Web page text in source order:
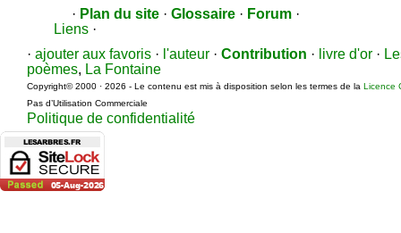
· Plan du site · Glossaire · Forum ·
Liens ·
· ajouter aux favoris · l'auteur · Contribution · livre d'or ·
poèmes, La Fontaine
Copyright© 2000 · 2026 - Le contenu est mis à disposition selon les termes de la Licence
Pas d’Utilisation Commerciale
Politique de confidentialité